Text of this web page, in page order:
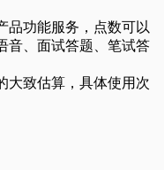
品功能服务，点数可以
音、面试答题、笔试答
大致估算，具体使用次